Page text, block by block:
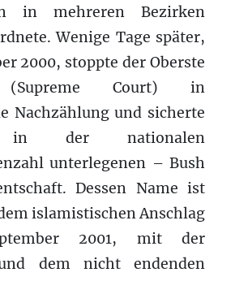
in mehreren Bezirken
Wenige Tage später,
2000, stoppte der Oberste
(Supreme Court) in
Nachzählung und sicherte
der nationalen
unterlegenen – Bush
Dessen Name ist
islamistischen Anschlag
2001, mit der
dem nicht endenden